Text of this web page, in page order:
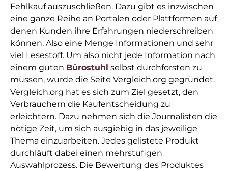
Fehlkauf auszuschließen. Dazu gibt es inzwischen
eine ganze Reihe an Portalen oder Plattformen auf
denen Kunden ihre Erfahrungen niederschreiben
können. Also eine Menge Informationen und sehr
viel Lesestoff. Um also nicht jede Information nach
einem guten Bürostuhl selbst durchforsten zu
müssen, wurde die Seite Vergleich.org gegründet.
Vergleich.org hat es sich zum Ziel gesetzt, den
Verbrauchern die Kaufentscheidung zu
erleichtern. Dazu nehmen sich die Journalisten die
nötige Zeit, um sich ausgiebig in das jeweilige
Thema einzuarbeiten. Jedes gelistete Produkt
durchläuft dabei einen mehrstufigen
Auswahlprozess. Die Bewertung des Produktes